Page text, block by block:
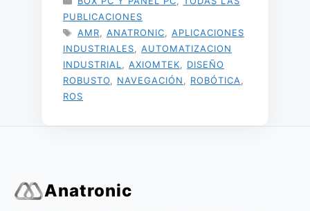
PUBLICACIONES
ETIQUETAS
AMR ANATRONIC
APLICACIONES
INDUSTRIALES
AUTOMATIZACION
INDUSTRIAL
AXIOMTEK
DISEÑO
ROBUSTO
NAVEGACIÓN ROBÓTICA
ROS
Anatronic